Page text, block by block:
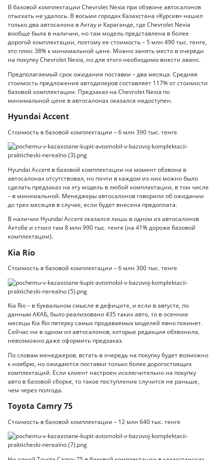
В базовой комплектации Chevrolet Nexia при обзвоне автосалонов
отыскать не удалось. В восьми городах Казахстана «Курсив» нашел
только два автосалона в Актау и Караганде, где Chevrolet Nexia
вообще была в наличии, но там модель представлена в более
дорогой комплектации, поэтому ее стоимость – 5 млн 490 тыс. тенге,
это плюс 38% к минимальной цене. Можно занять место в очереди
на покупку Chevrolet Nexia, но для этого необходимо внести аванс.
Предполагаемый срок ожидания поставки – два месяца. Средняя
стоимость предложения автодилеров составляет 117% от стоимости
базовой комплектации. Предзаказ на Chevrolet Nexia по
минимальной цене в автосалонах оказался недоступен.
Hyundai Accent
Стоимость в базовой комплектации – 6 млн 390 тыс. тенге
Hyundai Accent в базовой комплектации на момент обзвона в
автосалонах отсутствовал, но почти в каждом из них можно было
сделать предзаказ на эту модель в любой комплектации, в том числе
– в минимальной. Менеджеры автосалонов говорили об ожидании
до трех месяцев в случае, если будет внесена предоплата.
В наличии Hyundai Accent оказался лишь в одном из автосалонов
Актобе и стоил там 8 млн 990 тыс. тенге (на 41% дороже базовой
комплектации).
Kia Rio
Стоимость в базовой комплектации – 6 млн 300 тыс. тенге
Kia Rio – в буквальном смысле в дефиците, и если в августе, по
данным АКАБ, было реализовано 435 таких авто, то в осенние
месяцы Kia Rio пятерку самых продаваемых моделей явно покинет.
Сейчас ни в одном из автосалонов, которые редакция обзвонила,
невозможно даже оформить предзаказ.
По словам менеджеров, встать в очередь на покупку будет возможно
к ноябрю, но ожидаются поставки только более дорогостоящих
комплектаций. Если клиент настроен исключительно на покупку
авто в базовой сборке, то такое поступление случится не раньше,
чем через полгода.
Toyota Camry 75
Стоимость в базовой комплектации – 12 млн 640 тыс. тенге